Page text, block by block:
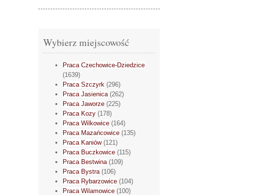
Wybierz miejscowość
Praca Czechowice-Dziedzice
(1639)
Praca Szczyrk (296)
Praca Jasienica(262)
Praca Jaworze (225)
Praca Kozy (178)
Praca Wilkowice (164)
Praca Mazańcowice (135)
Praca Kaniów(121)
Praca Buczkowice (115)
Praca Bestwina(109)
Praca Bystra(106)
Praca Rybarzowice (104)
Praca Wilamowice (100)